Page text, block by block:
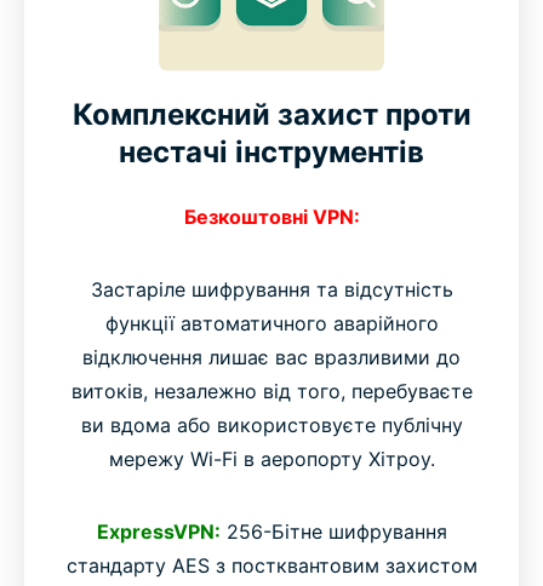
Комплексний захист проти
нестачі інструментів
Безкоштовні VPN:
Застаріле шифрування та відсутність
функції автоматичного аварійного
відключення лишає вас вразливими до
витоків, незалежно від того, перебуваєте
ви вдома або використовуєте публічну
мережу Wi-Fi в аеропорту Хітроу.
ExpressVPN: 256-Бітне шифрування
стандарту AES з постквантовим захистом